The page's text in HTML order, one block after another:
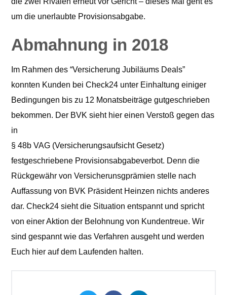
um die unerlaubte Provisionsabgabe.
Abmahnung in 2018
Im Rahmen des “Versicherung Jubiläums Deals”
konnten Kunden bei Check24 unter Einhaltung einiger
Bedingungen bis zu 12 Monatsbeiträge gutgeschrieben
bekommen. Der BVK sieht hier einen Verstoß gegen das
in
§ 48b VAG (Versicherungsaufsicht Gesetz)
festgeschriebene Provisionsabgabeverbot. Denn die
Rückgewähr von Versicherunsgprämien stelle nach
Auffassung von BVK Präsident Heinzen nichts anderes
dar. Check24 sieht die Situation entspannt und spricht
von einer Aktion der Belohnung von Kundentreue. Wir
sind gespannt wie das Verfahren ausgeht und werden
Euch hier auf dem Laufenden halten.